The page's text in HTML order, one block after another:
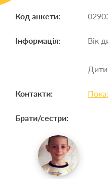
Код анкети:
Інформація: Вік
Контакти:
Брати/сестри: